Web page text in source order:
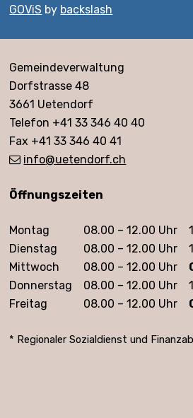
GOViS by backslash
Adresse
Gemeindeverwaltung
Dorfstrasse 48
3661 Uetendorf
Telefon +41 33 346 40 40
Fax +41 33 346 40 41
info@uetendorf.ch
Öffnungszeiten
Öffnungszeiten
Montag 08.00 – 12.00 Uhr
Dienstag
08.00 – 12.00 Uhr
Mittwoch
08.00 – 12.00 Uhr
Donnerstag
08.00 – 12.00 Uhr
Freitag
08.00 – 12.00 Uhr
* Regionaler Sozialdienst und